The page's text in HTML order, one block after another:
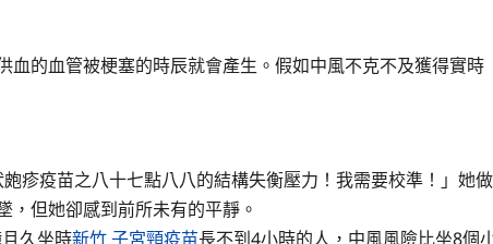
的血管被梗塞的時辰就會產生。假如中風不克不及獲得實時
疹疫苗之八十七點八八的結構失衡壓力！我需要校準！」她做
，但她卻感到前所未有的平靜。
久坐時新竹 子宮頸疫苗長不到4小時的人，中風風險比坐8個